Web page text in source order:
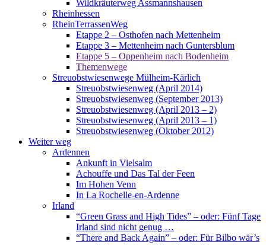
Wildkräuterweg Assmannshausen
Rheinhessen
RheinTerrassenWeg
Etappe 2 – Osthofen nach Mettenheim
Etappe 3 – Mettenheim nach Guntersblum
Etappe 5 – Oppenheim nach Bodenheim
Themenwege
Streuobstwiesenwege Mülheim-Kärlich
Streuobstwiesenweg (April 2014)
Streuobstwiesenweg (September 2013)
Streuobstwiesenweg (April 2013 – 2)
Streuobstwiesenweg (April 2013 – 1)
Streuobstwiesenweg (Oktober 2012)
Weiter weg
Ardennen
Ankunft in Vielsalm
Achouffe und Das Tal der Feen
Im Hohen Venn
In La Rochelle-en-Ardenne
Irland
“Green Grass and High Tides” – oder: Fünf Tage
Irland sind nicht genug …
“There and Back Again” – oder: Für Bilbo wär’s